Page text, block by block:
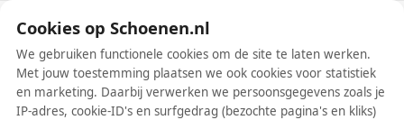
Schoenen.nl
Cookies op Schoenen.nl
We gebruiken functionele cookies om de site te laten werken.
Met jouw toestemming plaatsen we ook cookies voor statistiek
en marketing. Daarbij verwerken we persoonsgegevens zoals je
IP-adres, cookie-ID's en surfgedrag (bezochte pagina's en kliks)